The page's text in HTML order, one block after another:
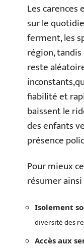
Les carences
sur le
ferment, les
région,
reste
fiabilité et
baissent le
des enfants
présence
Pour mieux
résumer ainsi
Isolement
diversité des
Accès aux